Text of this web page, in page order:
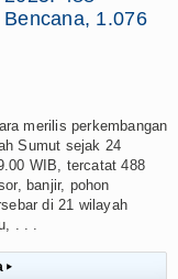
Bencana, 1.076
merilis perkembangan
Sumut sejak 24
WIB, tercatat 488
banjir, pohon
di 21 wilayah
. . .
▸